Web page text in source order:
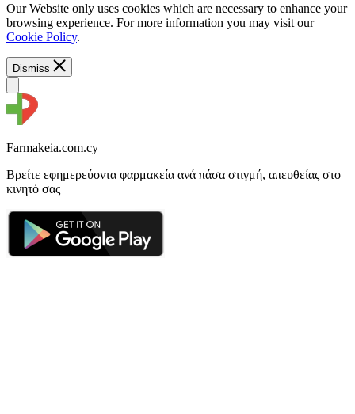
Our Website only uses cookies which are necessary to enhance your
browsing experience. For more information you may visit our
Cookie Policy.
Dismiss
Farmakeia.com.cy
Βρείτε εφημερεύοντα φαρμακεία ανά πάσα στιγμή, απευθείας στο
κινητό σας